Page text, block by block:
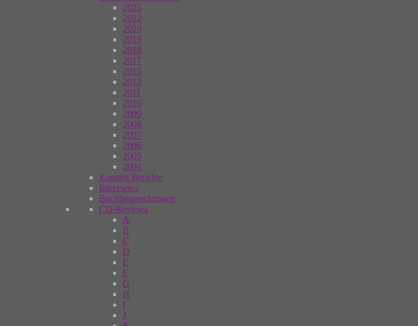
2025
2022
2020
2019
2018
2017
2015
2012
2011
2010
2009
2008
2007
2006
2005
2004
Konzert Berichte
Interviews
Buchbesprechungen
CD-Reviews
A
B
C
D
E
F
G
H
I
J